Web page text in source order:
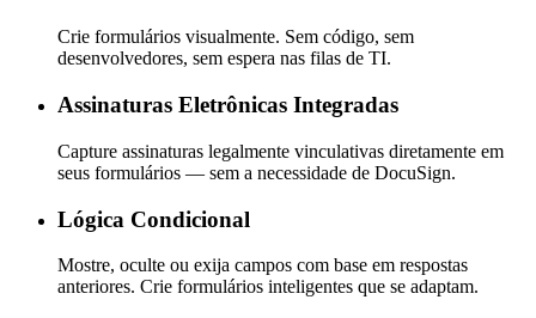
Crie formulários visualmente. Sem código, sem
desenvolvedores, sem espera nas filas de TI.
Assinaturas Eletrônicas Integradas
Capture assinaturas legalmente vinculativas diretamente em
seus formulários — sem a necessidade de DocuSign.
Lógica Condicional
Mostre, oculte ou exija campos com base em respostas
anteriores. Crie formulários inteligentes que se adaptam.